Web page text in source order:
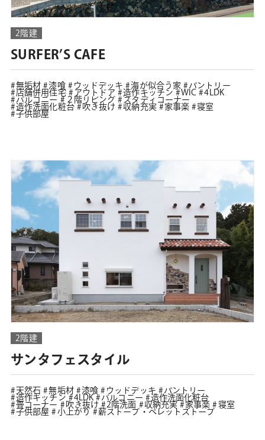
2階建
SURFER’S CAFE
無垢材 漆喰 ウッドデッキ 海が似合う家
パントリー
店舗併用住宅
アウトドア 造作キッチン WIC
4LDK
バルコニー
２階リビング
スタディコーナー
造作洗面化粧台
吹き抜け 収納充実 家事楽
寝室
子供部屋
2階建
サンタフェスタイル
天然石 無垢材 漆喰 ウッドデッキ
パントリー
造作キッチン
4LDK バルコニー
造作洗面化粧台
畳コーナー
吹き抜け 2階洗面 収納充実 家事楽
寝室
子供部屋
小上がり 薪ストーブ・ペレットストーブ